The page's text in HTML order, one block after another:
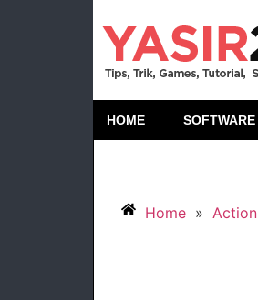
HOME SOFTWARE
Home » Action